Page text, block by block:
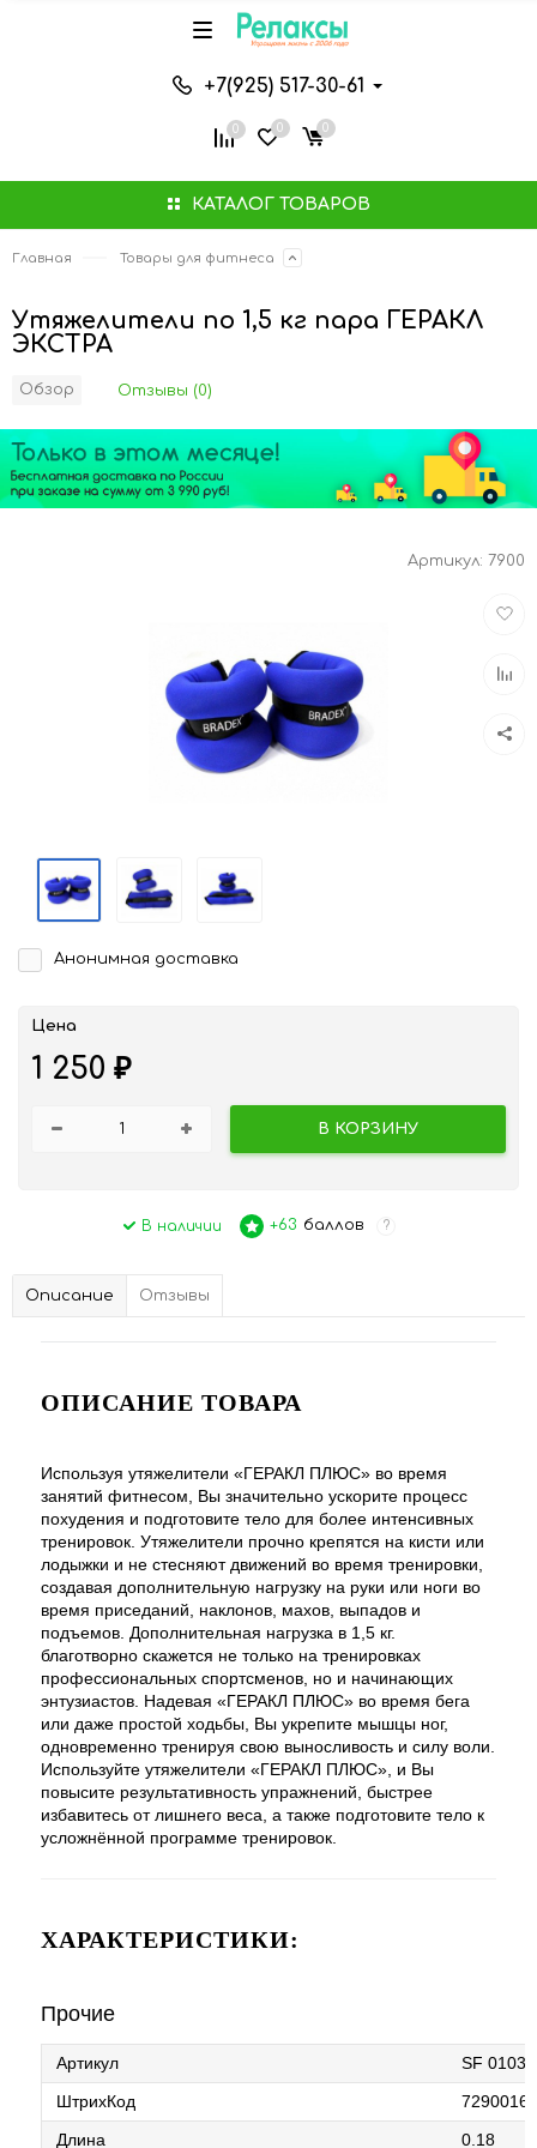
КАТАЛОГ ТОВАРОВ
+7(925) 517-30-61
0 0 0
Главная Товары для фитнеса
Утяжелители по 1,5 кг пара ГЕРАКЛ
ЭКСТРА
Обзор Отзывы (0)
Артикул: 7900
Анонимная доставка
Цена
1 250 ₽
В КОРЗИНУ
+63 баллов ?
В наличии
Описание Отзывы
ОПИСАНИЕ ТОВАРА
Используя утяжелители «ГЕРАКЛ ПЛЮС» во время
занятий фитнесом, Вы значительно ускорите процесс
похудения и подготовите тело для более интенсивных
тренировок. Утяжелители прочно крепятся на кисти или
лодыжки и не стесняют движений во время тренировки,
создавая дополнительную нагрузку на руки или ноги во
время приседаний, наклонов, махов, выпадов и
подъемов. Дополнительная нагрузка в 1,5 кг.
благотворно скажется не только на тренировках
профессиональных спортсменов, но и начинающих
энтузиастов. Надевая «ГЕРАКЛ ПЛЮС» во время бега
или даже простой ходьбы, Вы укрепите мышцы ног,
одновременно тренируя свою выносливость и силу воли.
Используйте утяжелители «ГЕРАКЛ ПЛЮС», и Вы
повысите результативность упражнений, быстрее
избавитесь от лишнего веса, а также подготовите тело к
усложнённой программе тренировок.
ХАРАКТЕРИСТИКИ:
Прочие
Артикул
SF 0103
ШтрихКод
Длина
0.18